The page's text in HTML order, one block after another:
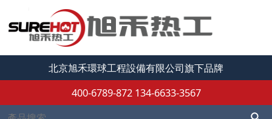
北京旭禾環球工程設備有限公司旗下品牌
400-6789-872 134-6633-3567